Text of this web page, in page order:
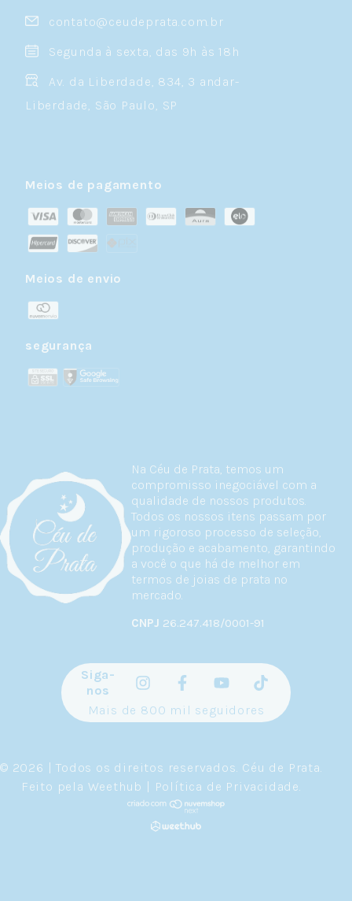
Na Céu de Prata, temos um
compromisso inegociável com a
qualidade de nossos produtos.
Todos os nossos itens passam por
um rigoroso processo de seleção,
produção e acabamento, garantindo
a você o que há de melhor em
termos de joias de prata no
mercado.
CNPJ 26.247.418/0001-91
contato@ceudeprata.com.br
Segunda à sexta, das 9h às 18h
Av. da Liberdade, 834, 3 andar-
Liberdade, São Paulo, SP
Meios de pagamento
Meios de envio
segurança
Siga-
nos
Mais de 800 mil seguidores
© 2026 | Todos os direitos reservados. Céu de Prata
Feito pela Weethub | Política de Privacidade